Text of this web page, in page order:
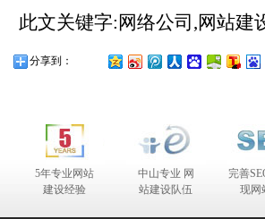
此文关键字:网络公司,网站建
分享到：
5年专业网站
建设经验
中山专业 网
站建设队伍
完善
现网